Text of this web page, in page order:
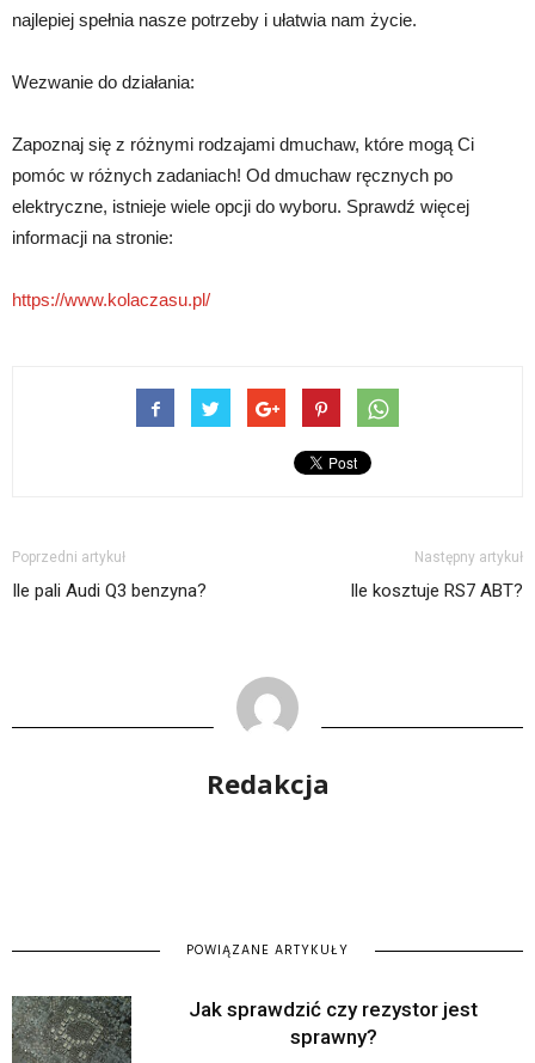
najlepiej spełnia nasze potrzeby i ułatwia nam życie.
Wezwanie do działania:
Zapoznaj się z różnymi rodzajami dmuchaw, które mogą Ci
pomóc w różnych zadaniach! Od dmuchaw ręcznych po
elektryczne, istnieje wiele opcji do wyboru. Sprawdź więcej
informacji na stronie:
https://www.kolaczasu.pl/
Poprzedni artykuł
Ile pali Audi Q3 benzyna?
Następny artykuł
Ile kosztuje RS7 ABT?
Redakcja
POWIĄZANE ARTYKUŁY
Jak sprawdzić czy rezystor jest
sprawny?